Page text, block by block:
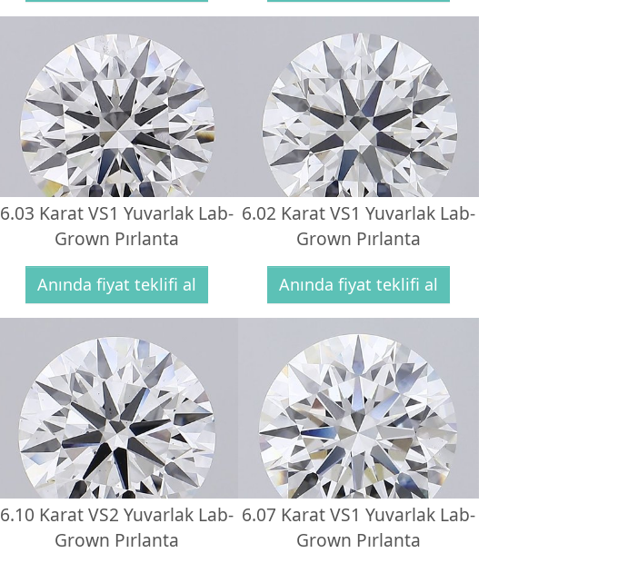
6.03 Karat VS1 Yuvarlak Lab-
Grown Pırlanta
Anında fiyat teklifi al
6.02 Karat VS1 Yuvarlak Lab-
Grown Pırlanta
Anında fiyat teklifi al
6.10 Karat VS2 Yuvarlak Lab-
Grown Pırlanta
6.07 Karat VS1 Yuvarlak Lab-
Grown Pırlanta